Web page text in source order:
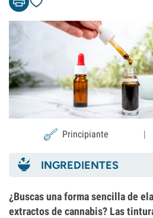
Principiante |
INGREDIENTES
¿Buscas una forma sencilla de
extractos de cannabis? Las